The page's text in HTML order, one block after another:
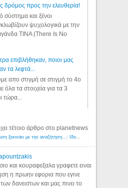
δρόμος προς την ελευθερία!
σύστημα και ξένοι
ψυχολογικά με την
TINA (There Is No
επιβλήθηκαν, ποιοι μας
τα λεφτά...
απο στιγμή σε στιγμή το 4ο
όλα τα στοιχεία για τα 3
τώρα...
τέτοιο άρθρο στο planetnews
Λόγιος Ερμής | Η γνώση ξεκινάει με την αναζήτηση...: Ιδού οι 18 που χρωστούν 11 δις ευρώ!
και κουραφεξαλα γραφετε ειναι
η πρωην εφορια που εγινε
δανειστων και μας πινει το